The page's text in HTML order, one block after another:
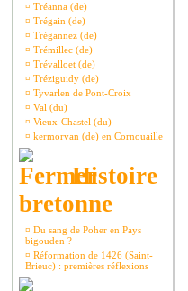
¤ Tréanna (de)
¤ Trégain (de)
¤ Trégannez (de)
¤ Trémillec (de)
¤ Trévalloet (de)
¤ Tréziguidy (de)
¤ Tyvarlen de Pont-Croix
¤ Val (du)
¤ Vieux-Chastel (du)
¤ kermorvan (de) en Cornouaille
Histoire
bretonne
¤ Du sang de Poher en Pays
bigouden ?
¤ Réformation de 1426 (Saint-
Brieuc) : premières réflexions